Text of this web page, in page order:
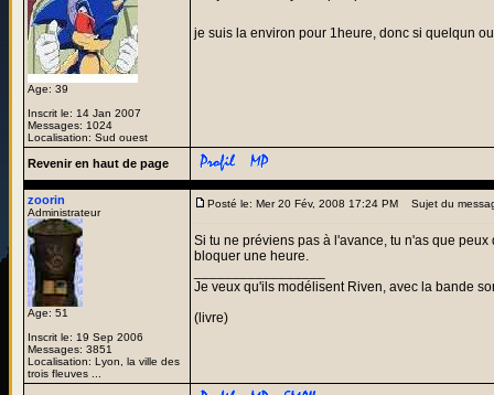
Age: 39
Inscrit le: 14 Jan 2007
Messages: 1024
Localisation: Sud ouest
je suis la environ pour 1heure, donc si quelqun
Revenir en haut de page
zoorin
Administrateur
Age: 51
Inscrit le: 19 Sep 2006
Messages: 3851
Localisation: Lyon, la ville des
trois fleuves ...
Posté le: Mer 20 Fév, 2008 17:24 PM Sujet du
Si tu ne préviens pas à l'avance, tu n'as que
bloquer une heure.
Je veux qu'ils modélisent Riven, avec la bande
(livre)